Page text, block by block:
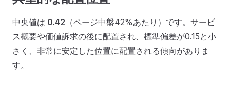
中央値は 0.42 （ページ中盤42%あたり）です。サービ
ス概要や価値訴求の後に配置され、標準偏差が0.15と小
さく、非常に安定した位置に配置される傾向がありま
す。